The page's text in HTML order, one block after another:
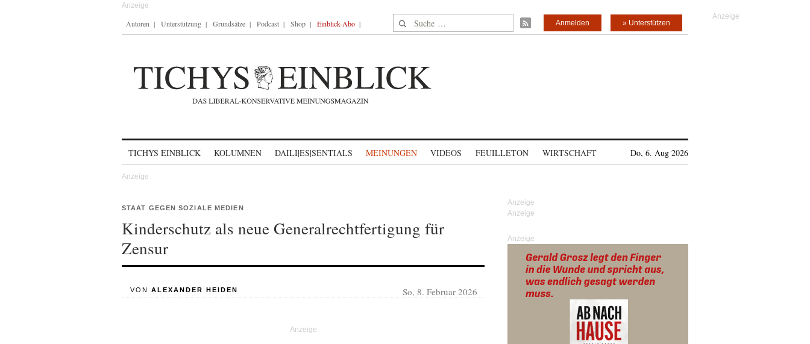
Autoren Unterstützung Grundsätze Podcast Shop Einblick-Abo Suche nach: » Unterstützen
Anmelden
TICHYS EINBLICK KOLUMNEN DAILI|ES|SENTIALS MEINUNGEN VIDEOS FEUILLETON WIRTSCHAFT Do, 6. Aug 2026
STAAT GEGEN SOZIALE MEDIEN
Kinderschutz als neue Generalrechtfertigung für
Zensur
VON ALEXANDER HEIDEN So, 8. Februar 2026
Anzeige